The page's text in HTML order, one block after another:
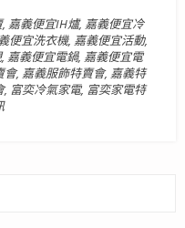
, 嘉義便宜IH爐, 嘉義便宜冷
便宜洗衣機, 嘉義便宜活動,
, 嘉義便宜電鍋, 嘉義便宜電
會, 嘉義服飾特賣會, 嘉義特
, 富奕冷氣家電, 富奕家電特